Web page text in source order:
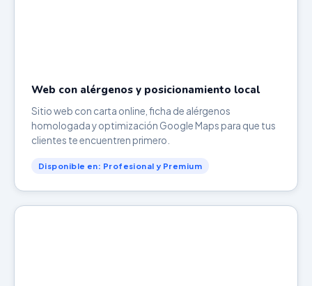
Web con alérgenos y posicionamiento local
Sitio web con carta online, ficha de alérgenos
homologada y optimización Google Maps para que tus
clientes te encuentren primero.
Disponible en: Profesional y Premium